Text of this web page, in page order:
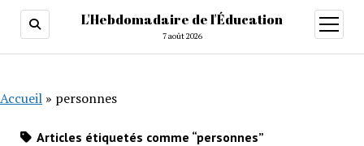
L'Hebdomadaire de l'Éducation
7 août 2026
ouvrir
menu
Accueil » personnes
Articles étiquetés comme “personnes”